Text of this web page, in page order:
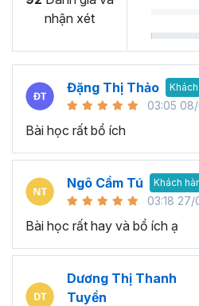
nhận xét
Đặng Thị Thảo
03:05
Bài học rất bổ ích
Ngô Cẩm Tú Khách
03:18
Bài học rất hay và bổ ích ạ
Dương Thị Thanh
Tuyền